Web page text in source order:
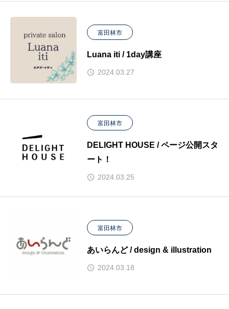
富田林市
Luana iti / 1day講座
2024.03.27
富田林市
DELIGHT HOUSE / ページ公開スタ
ート！
2024.03.25
富田林市
あいらんど / design & illustration
2024.03.18